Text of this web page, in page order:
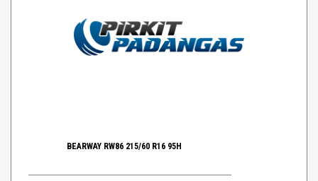
BEARWAY RW86 215/60 R16 95H